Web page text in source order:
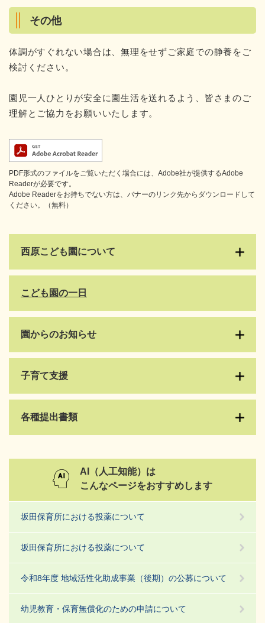
その他
体調がすぐれない場合は、無理をせずご家庭での静養をご
検討ください。
園児一人ひとりが安全に園生活を送れるよう、皆さまのご
理解とご協力をお願いいたします。
PDF形式のファイルをご覧いただく場合には、Adobe社が提供するAdobe
Readerが必要です。
Adobe Readerをお持ちでない方は、バナーのリンク先からダウンロードして
ください。（無料）
西原こども園について
こども園の一日
園からのお知らせ
子育て支援
各種提出書類
AI（人工知能）は
こんなページをおすすめします
坂田保育所における投薬について
坂田保育所における投薬について
令和8年度 地域活性化助成事業（後期）の公募について
幼児教育・保育無償化のための申請について